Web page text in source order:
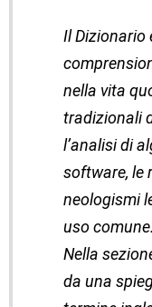
Il Dizionario
nella vita
tradizionali
l’analisi di
software, le
neologismi
uso comune.
Nella
da una